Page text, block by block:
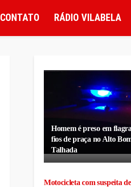
CONTATO RÁDIO VILABELA
Homem é preso em
fios de praça no Alto
Talhada
Motocicleta com suspeita